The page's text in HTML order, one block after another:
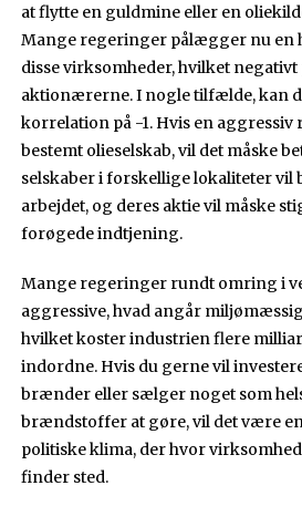
at flytte en guldmine eller en
Mange regeringer pålægger nu en
disse virksomheder, hvilket
aktionærerne. I nogle tilfælde, kan
korrelation på -1. Hvis en
bestemt olieselskab, vil det måske
selskaber i forskellige lokaliteter vil
arbejdet, og deres aktie vil måske
forøgede indtjening.
Mange regeringer rundt omring i
aggressive, hvad angår
hvilket koster industrien flere
indordne. Hvis du gerne vil
brænder eller sælger noget som
brændstoffer at gøre, vil det være
politiske klima, der hvor
finder sted.